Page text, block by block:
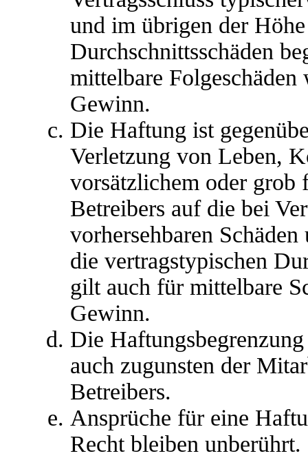
und im übrigen der
Durchschnittsschäden
mittelbare Folgeschäden
Gewinn.
Die Haftung ist
Verletzung von Leben,
vorsätzlichem oder grob
Betreibers auf die bei
vorhersehbaren
die vertragstypischen
gilt auch für mittelbare
Gewinn.
Die
auch zugunsten der
Betreibers.
Ansprüche für eine
Recht bleiben unberührt.